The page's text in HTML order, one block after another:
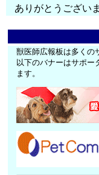
ありがとうござい
獣医師広報板は多くの
以下のバナーはサポー
ます。